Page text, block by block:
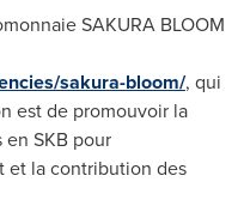
SAKURA BLOOM
sakura-bloom/, qui
est de promouvoir la
SKB pour
et la contribution des